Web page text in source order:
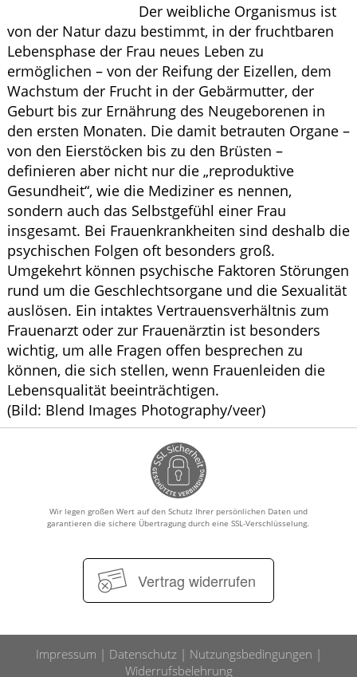
GESUND IM ALTER
Der weibliche Organismus ist
von der Natur dazu bestimmt, in der fruchtbaren
Lebensphase der Frau neues Leben zu
ermöglichen – von der Reifung der Eizellen, dem
Wachstum der Frucht in der Gebärmutter, der
Geburt bis zur Ernährung des Neugeborenen in
den ersten Monaten. Die damit betrauten Organe –
von den Eierstöcken bis zu den Brüsten –
definieren aber nicht nur die „reproduktive
Gesundheit“, wie die Mediziner es nennen,
sondern auch das Selbstgefühl einer Frau
insgesamt. Bei Frauenkrankheiten sind deshalb die
psychischen Folgen oft besonders groß.
Umgekehrt können psychische Faktoren Störungen
rund um die Geschlechtsorgane und die Sexualität
auslösen. Ein intaktes Vertrauensverhältnis zum
Frauenarzt oder zur Frauenärztin ist besonders
wichtig, um alle Fragen offen besprechen zu
können, die sich stellen, wenn Frauenleiden die
Lebensqualität beeinträchtigen.
(Bild: Blend Images Photography/veer)
Wir legen großen Wert auf den Schutz Ihrer persönlichen Daten und
garantieren die sichere Übertragung durch eine SSL-Verschlüsselung.
Vertrag widerrufen
Impressum Datenschutz
Nutzungsbedingungen
Widerrufsbelehrung